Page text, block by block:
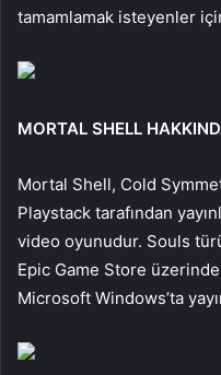
tamamlamak isteyenler
MORTAL SHELL
Mortal Shell, Cold
Playstack tarafından
video oyunudur. Souls
Epic Game Store
Microsoft Windows’ta